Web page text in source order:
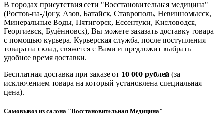
В городах присутствия сети "Восстановительная медицина"
(Ростов-на-Дону, Азов, Батайск, Ставрополь, Невинномысск,
Минеральные Воды, Пятигорск, Ессентуки, Кисловодск,
Георгиевск, Будённовск), Вы можете заказать доставку товара
с помощью курьера. Курьерская служба, после поступления
товара на склад, свяжется с Вами и предложит выбрать
удобное время доставки.
Бесплатная доставка при заказе от 10 000 рублей (за
исключением товара на который установлена специальная
цена).
Самовывоз из салона "Восстановительная Медицина"